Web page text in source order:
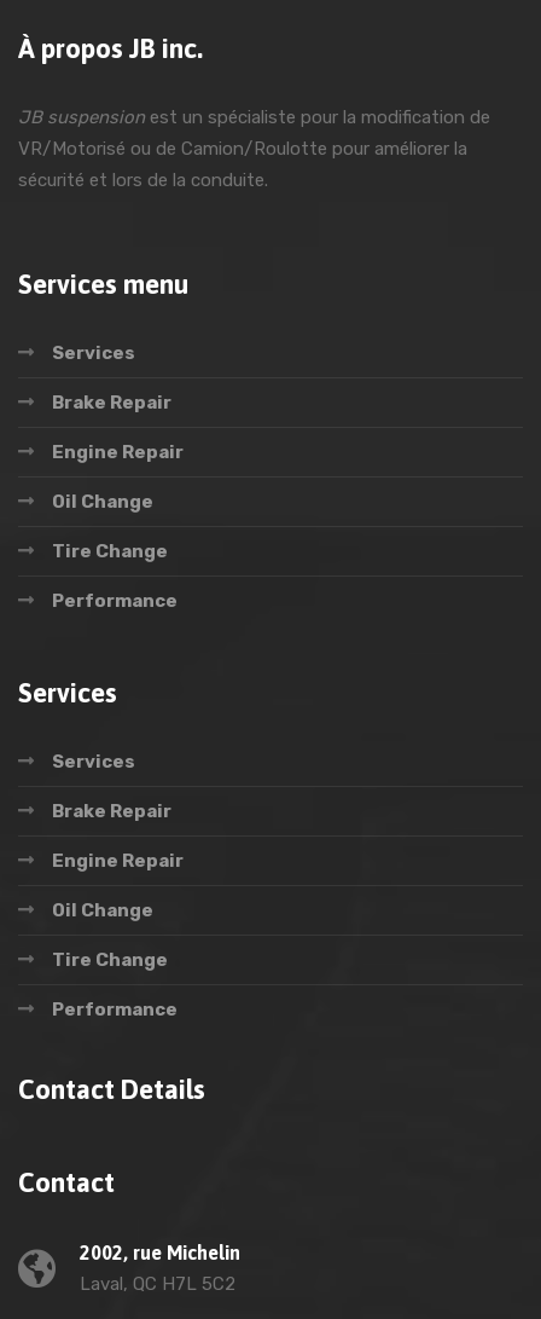
À propos JB inc.
JB suspension est un spécialiste pour la modification de
VR/Motorisé ou de Camion/Roulotte pour améliorer la
sécurité et lors de la conduite.
Services menu
Services
Brake Repair
Engine Repair
Oil Change
Tire Change
Performance
Services
Services
Brake Repair
Engine Repair
Oil Change
Tire Change
Performance
Contact Details
Contact
2002, rue Michelin
Laval, QC H7L 5C2